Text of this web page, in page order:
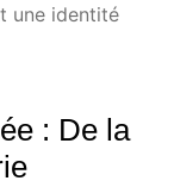
une identité
: De la